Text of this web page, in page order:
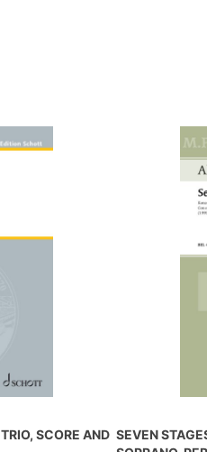
SCORE AND SEVEN